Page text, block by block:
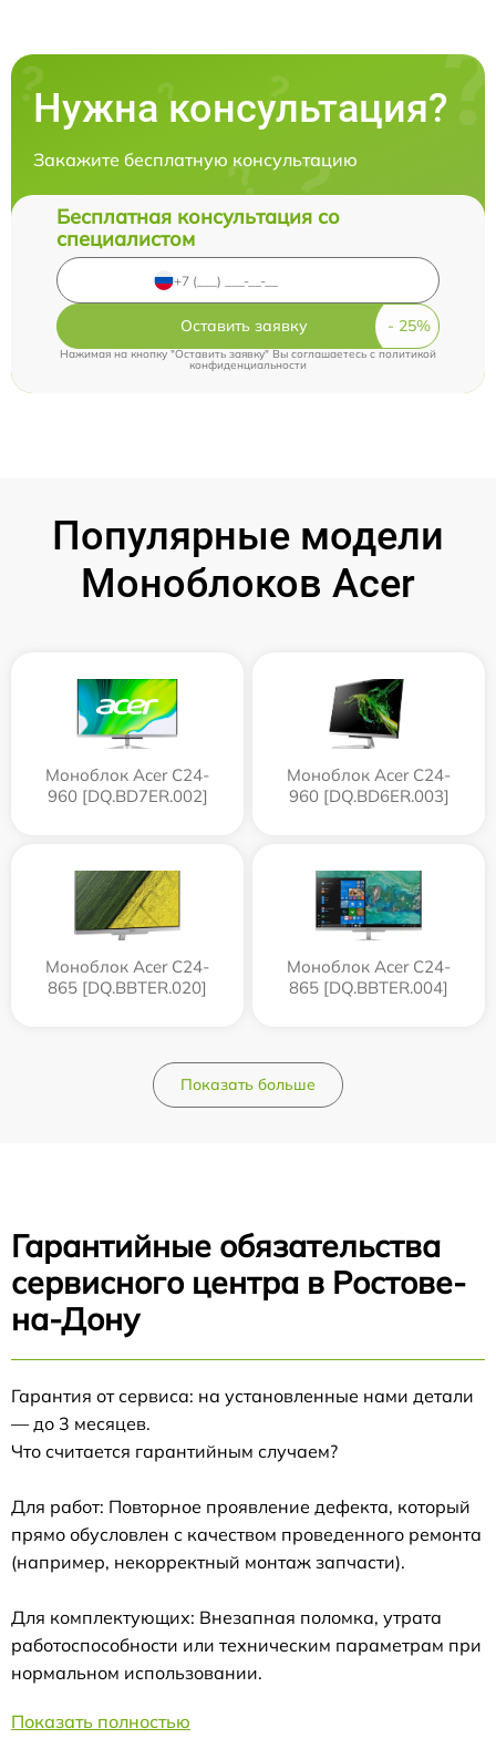
Нужна консультация?
Закажите бесплатную консультацию
Бесплатная консультация со
специалистом
Оставить заявку
Нажимая на кнопку "Оставить заявку" Вы соглашаетесь cполитикой
конфиденциальности
Популярные модели
Моноблоков Acer
Моноблок Acer C24-
960 [DQ.BD7ER.002]
Моноблок Acer C24-
960 [DQ.BD6ER.003]
Моноблок Acer C24-
865 [DQ.BBTER.020]
Моноблок Acer C24-
865 [DQ.BBTER.004]
Показать больше
Гарантийные обязательства
сервисного центра в Ростове-
на-Дону
Гарантия от сервиса: на установленные нами детали
— до 3 месяцев.
Что считается гарантийным случаем?
Для работ: Повторное проявление дефекта, который
прямо обусловлен с качеством проведенного ремонта
(например, некорректный монтаж запчасти).
Для комплектующих: Внезапная поломка, утрата
работоспособности или техническим параметрам при
нормальном использовании.
Показать полностью